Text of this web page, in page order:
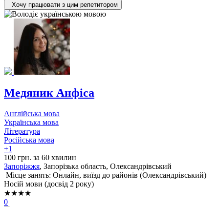
Хочу працювати з цим репетитором
Медяник Анфіса
Англійська мова
Українська мова
Література
Російська мова
+1
100 грн. за 60 хвилин
Запоріжжя, Запорізька область, Олександрівський
Місце занять: Онлайн, виїзд до районів (Олександрівський)
Носій мови (досвід 2 року)
★★★★
0